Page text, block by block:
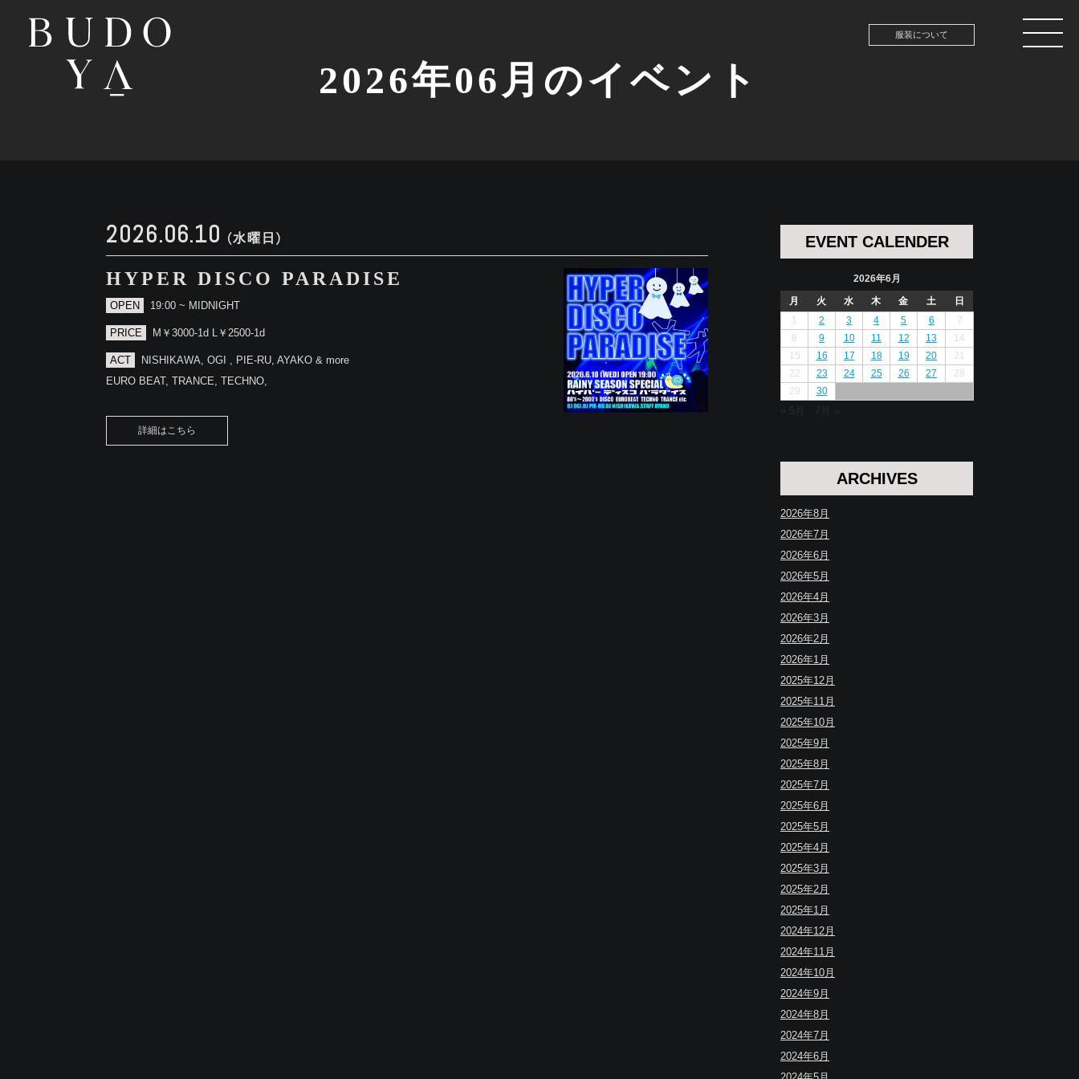
服装について
2026年06月のイベント
2026.06.10 (水曜日)
HYPER DISCO PARADISE
OPEN 19:00 ~ MIDNIGHT
PRICE M￥3000-1d L￥2500-1d
ACT
NISHIKAWA, OGI , PIE-RU, AYAKO & more
EURO BEAT, TRANCE, TECHNO,
詳細はこちら
EVENT CALENDER
2026年6月
月
火 水 木 金 土
日
1
2 3 4 5 6
7
8
9 10 11 12 13
14
15
16 17 18 19 20
21
22
23 24 25 26 27
28
29
30
« 5月 7月 »
ARCHIVES
2026年8月
2026年7月
2026年6月
2026年5月
2026年4月
2026年3月
2026年2月
2026年1月
2025年12月
2025年11月
2025年10月
2025年9月
2025年8月
2025年7月
2025年6月
2025年5月
2025年4月
2025年3月
2025年2月
2025年1月
2024年12月
2024年11月
2024年10月
2024年9月
2024年8月
2024年7月
2024年6月